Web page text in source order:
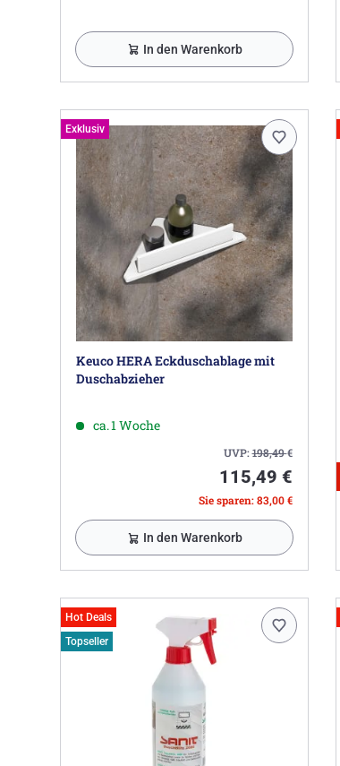
In den Warenkorb
Exklusiv
Keuco HERA Eckduschablage mit
Duschabzieher
ca. 1 Woche
UVP:198,49€
115,49 €
Sie sparen: 83,00 €
In den Warenkorb
Hot Deals
Topseller